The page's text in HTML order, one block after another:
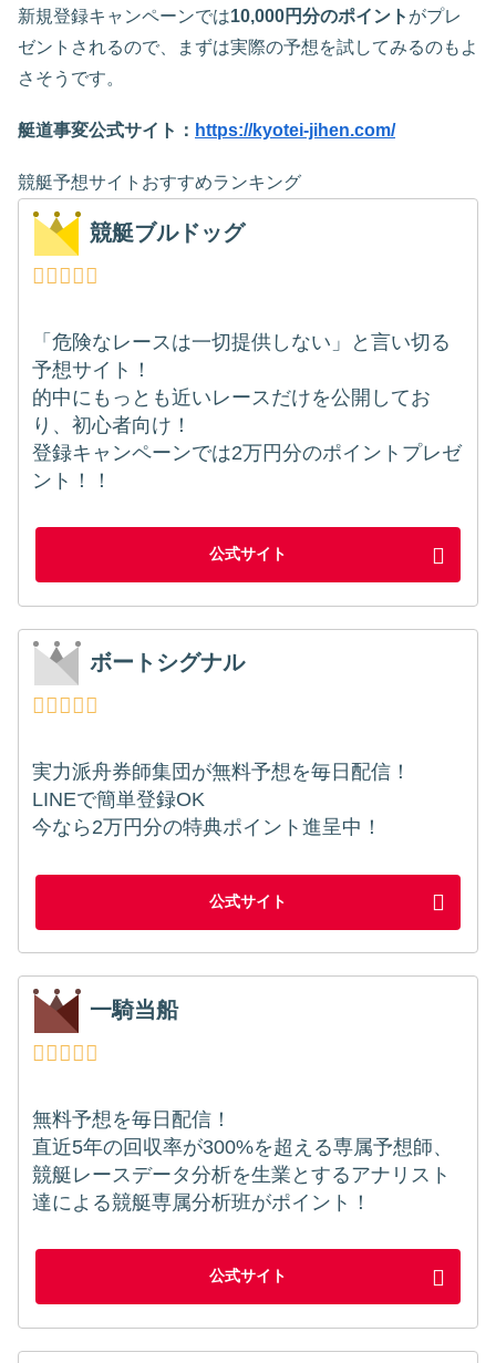
新規登録キャンペーンでは10,000円分のポイント がプレ
ゼントされるので、まずは実際の予想を試してみるのもよ
さそうです。
艇道事変公式サイト： https://kyotei-jihen.com/
競艇予想サイトおすすめランキング
競艇ブルドッグ
「危険なレースは一切提供しない」と言い切る
予想サイト！
的中にもっとも近いレースだけを公開してお
り、初心者向け！
登録キャンペーンでは2万円分のポイントプレゼ
ント！！
公式サイト
ボートシグナル
実力派舟券師集団が無料予想を毎日配信！
LINEで簡単登録OK
今なら2万円分の特典ポイント進呈中！
公式サイト
一騎当船
無料予想を毎日配信！
直近5年の回収率が300%を超える専属予想師、
競艇レースデータ分析を生業とするアナリスト
達による競艇専属分析班がポイント！
公式サイト